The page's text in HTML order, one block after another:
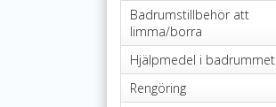
Badrumstillbehör att
limma/borra
Hjälpmedel i badrummet
Rengöring